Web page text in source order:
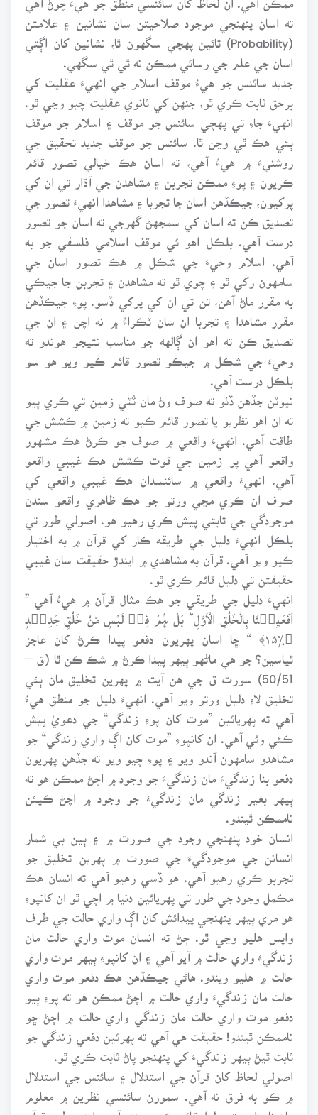
ته اسان پنهنجي موجود صلاحيتن سان نشانين ۽ علامتن
(Probability) تائين پهچي سگهون ٿا، نشانين کان اڳتي
اسان جي علم جي رسائي ممڪن نه ٿي ٿي سگهي.
جديد سائنس جو هيءُ موقف اسلام جي انهيءَ عقليت کي
برحق ثابت ڪري ٿو، جنهن کي ثانوي عقليت چيو وڃي ٿو.
انهيءَ جاءِ تي پهچي سائنس جو موقف ۽ اسلام جو موقف
ٻئي هڪ ٿي وڃن ٿا. سائنس جو موقف جديد تحقيق جي
روشنيءَ ۾ هيءُ آهي، ته اسان هڪ خيالي تصور قائم
ڪريون ۽ پوءِ ممڪن تجربن ۽ مشاهدن جي آڌار تي ان کي
پرکيون، جيڪڏهن اسان جا تجربا ۽ مشاهدا انهيءَ تصور جي
تصديق ڪن ته اسان کي سمجهڻ گهرجي ته اسان جو تصور
درست آهي. بلڪل اهو ئي موقف اسلامي فلسفي جو به
آهي. اسلام وحيءَ جي شڪل ۾ هڪ تصور اسان جي
سامهون رکي ٿو ۽ چوي ٿو ته مشاهدن ۽ تجربن جا جيڪي
به مقرر ماڻ آهن، تن تي ان کي پرکي ڏسو. پوءِ جيڪڏهن
مقرر مشاهدا ۽ تجربا ان سان ٽڪراءُ ۾ نه اچن ۽ ان جي
تصديق ڪن ته اهو ان ڳالهه جو مناسب نتيجو هوندو ته
وحيءَ جي شڪل ۾ جيڪو تصور قائم ڪيو ويو هو سو
بلڪل درست آهي.
نيوٽن جڏهن ڏٺو ته صوف وڻ مان ٽُٽي زمين تي ڪري پيو
ته ان اهو نظريو يا تصور قائم ڪيو ته زمين ۾ ڪشش جي
طاقت آهي. انهيءَ واقعي ۾ صوف جو ڪرڻ هڪ مشهور
واقعو آهي پر زمين جي قوت ڪشش هڪ غيبي واقعو
آهي. انهيءَ واقعي ۾ سائنسدان هڪ غيبي واقعي کي
صرف ان ڪري مڃي ورتو جو هڪ ظاهري واقعو سندن
موجودگي جي ثابتي پيش ڪري رهيو هو. اصولي طور تي
بلڪل انهيءَ دليل جي طريقه ڪار کي قرآن ۾ به اختيار
ڪيو ويو آهي. قرآن به مشاهدي ۾ ايندڙ حقيقت سان غيبي
حقيقتن تي دليل قائم ڪري ٿو.
انهيءَ دليل جي طريقي جو هڪ مثال قرآن ۾ هيءُ آهي ”
اَفَعَیِیۡنَا بِالْخَلْقِ الْاَوَّلِ ؕ بَلْ ہُمْ فِیۡ لَبْسٍ مِّنْ خَلْقٍ جَدِیۡدٍ
﴿٪۱۵﴾ “ ڇا اسان پهريون دفعو پيدا ڪرڻ کان عاجز
ٿياسين؟ جو هي ماڻهو ٻيهر پيدا ڪرڻ ۾ شڪ ڪن ٿا (ق –
50/51) سورت ق جي هن آيت ۾ پهرين تخليق مان ٻئي
تخليق لاءِ دليل ورتو ويو آهي. انهيءَ دليل جو منطق هيءُ
آهي ته پهريائين ”موت کان پوءِ زندگي“ جي دعويٰ پيش
ڪئي وئي آهي. ان کانپوءِ ”موت کان اڳ واري زندگي“ جو
مشاهدو سامهون آندو ويو ۽ پوءِ چيو ويو ته جڏهن پهريون
دفعو بنا زندگيءَ مان زندگيءَ جو وجود ۾ اچڻ ممڪن هو ته
ٻيهر بغير زندگي مان زندگيءَ جو وجود ۾ اچڻ ڪيئن
ناممڪن ٿيندو.
انسان خود پنهنجي وجود جي صورت ۾ ۽ ٻين بي شمار
انسانن جي موجودگيءَ جي صورت ۾ پهرين تخليق جو
تجربو ڪري رهيو آهي. هو ڏسي رهيو آهي ته انسان هڪ
مڪمل وجود جي طور تي پهريائين دنيا ۾ اچي ٿو ان کانپوءِ
هو مري ٻيهر پنهنجي پيدائش کان اڳ واري حالت جي طرف
واپس هليو وڃي ٿو. ڄڻ ته انسان موت واري حالت مان
زندگيءَ واري حالت ۾ آيو آهي ۽ ان کانپوءِ ٻيهر موت واري
حالت ۾ هليو ويندو. هاڻي جيڪڏهن هڪ دفعو موت واري
حالت مان زندگيءَ واري حالت ۾ اچڻ ممڪن هو ته پوءِ ٻيو
دفعو موت واري حالت مان زندگي واري حالت ۾ اچڻ ڇو
ناممڪن ٿيندو! حقيقت هي آهي ته پهرئين دفعي زندگي جو
ثابت ٿيڻ ٻيهر زندگيءَ کي پنهنجو پاڻ ثابت ڪري ٿو.
اصولي لحاظ کان قرآن جي استدلال ۽ سائنس جي استدلال
۾ ڪو به فرق نه آهي. سمورن سائنسي نظرين ۾ معلوم
مان نامعلوم تي دليل قائم ڪيو ويندو آهي. اهڙي طرح قرآن